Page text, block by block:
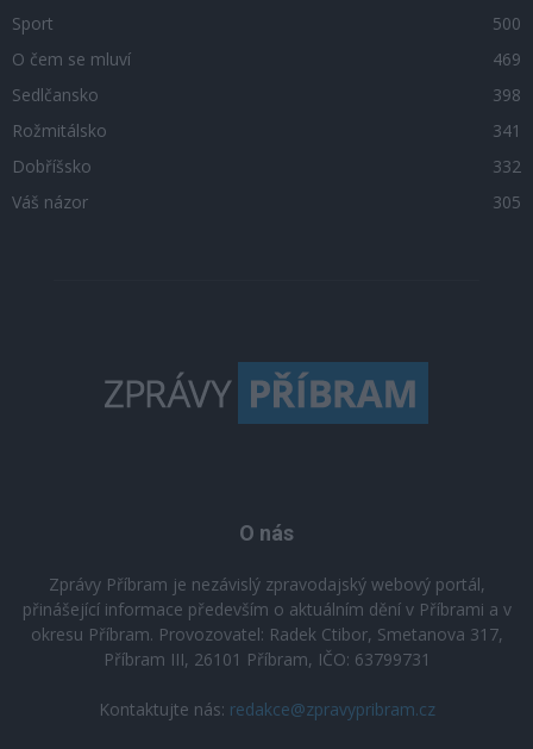
Sport
500
O čem se mluví
469
Sedlčansko
398
Rožmitálsko
341
Dobříšsko
332
Váš názor
305
O nás
Zprávy Příbram je nezávislý zpravodajský webový portál,
přinášející informace především o aktuálním dění v Příbrami a v
okresu Příbram. Provozovatel: Radek Ctibor, Smetanova 317,
Příbram III, 26101 Příbram, IČO: 63799731
Kontaktujte nás: redakce@zpravypribram.cz